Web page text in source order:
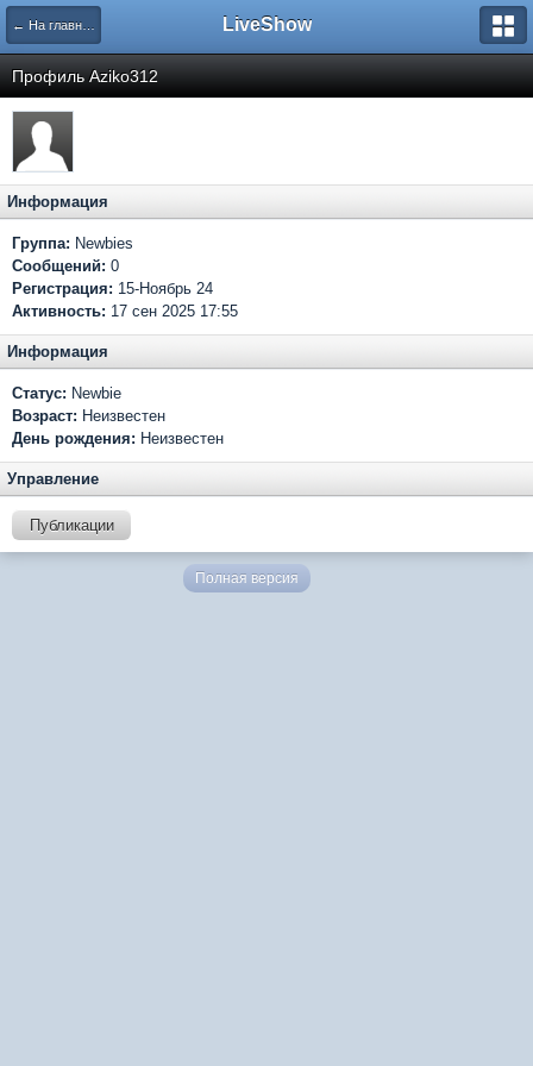
← На главную LiveShow
Профиль Aziko312
Информация
Группа: Newbies
Сообщений: 0
Регистрация: 15-Ноябрь 24
Активность: 17 сен 2025 17:55
Информация
Статус: Newbie
Возраст: Неизвестен
День рождения: Неизвестен
Управление
Публикации
Полная версия